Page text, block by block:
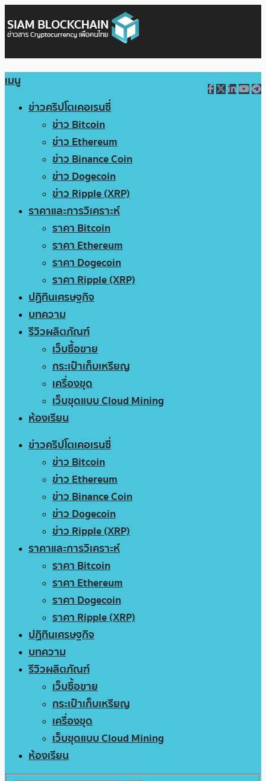
เมนู
ข่าวคริปโตเคอเรนซี่
ข่าว Bitcoin
ข่าว Ethereum
ข่าว Binance Coin
ข่าว Dogecoin
ข่าว Ripple (XRP)
ราคาและการวิเคราะห์
ราคา Bitcoin
ราคา Ethereum
ราคา Dogecoin
ราคา Ripple (XRP)
ปฏิทินเศรษฐกิจ
บทความ
รีวิวผลิตภัณฑ์
เว็บซื้อขาย
กระเป๋าเก็บเหรียญ
เครื่องขุด
เว็บขุดแบบ Cloud Mining
ห้องเรียน
ข่าวคริปโตเคอเรนซี่
ข่าว Bitcoin
ข่าว Ethereum
ข่าว Binance Coin
ข่าว Dogecoin
ข่าว Ripple (XRP)
ราคาและการวิเคราะห์
ราคา Bitcoin
ราคา Ethereum
ราคา Dogecoin
ราคา Ripple (XRP)
ปฏิทินเศรษฐกิจ
บทความ
รีวิวผลิตภัณฑ์
เว็บซื้อขาย
กระเป๋าเก็บเหรียญ
เครื่องขุด
เว็บขุดแบบ Cloud Mining
ห้องเรียน